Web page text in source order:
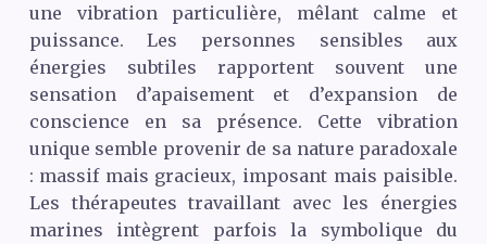
une vibration particulière, mêlant calme et
puissance. Les personnes sensibles aux
énergies subtiles rapportent souvent une
sensation d’apaisement et d’expansion de
conscience en sa présence. Cette vibration
unique semble provenir de sa nature paradoxale
: massif mais gracieux, imposant mais paisible.
Les thérapeutes travaillant avec les énergies
marines intègrent parfois la symbolique du